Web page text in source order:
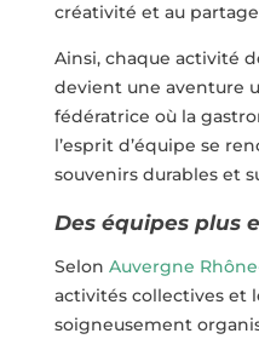
créativité et au
Ainsi, chaque activité
devient une aventure
fédératrice où la
l’esprit d’équipe se
souvenirs durables et
Des équipes plus
Selon Auvergne
activités collectives et
soigneusement